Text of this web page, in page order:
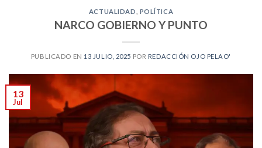
ACTUALIDAD POLÍTICA
NARCO GOBIERNO Y PUNTO
PUBLICADO EN 13 JULIO, 2025 POR REDACCIÓN OJO PELAO'
13
Jul